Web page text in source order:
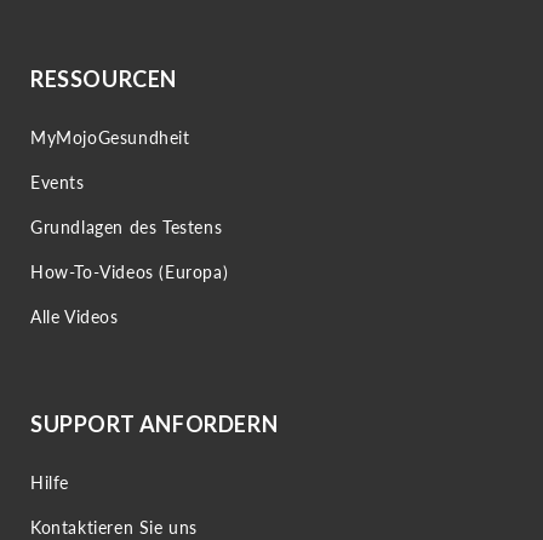
RESSOURCEN
MyMojoGesundheit
Events
Grundlagen des Testens
How-To-Videos (Europa)
Alle Videos
SUPPORT ANFORDERN
Hilfe
Kontaktieren Sie uns